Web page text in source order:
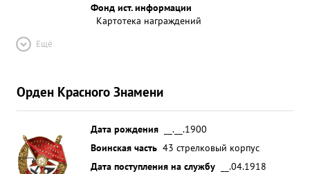
Фонд ист. информации
Картотека награждений
Ещё
Орден Красного Знамени
Дата рождения
__.__.1900
Воинская часть 43 стрелковый корпус
Дата поступления на службу
__.04.1918